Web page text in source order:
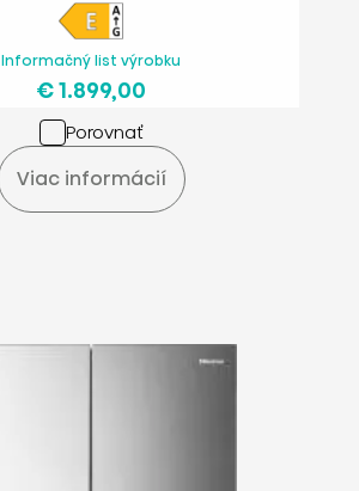
Informačný list výrobku
€ 1.899,00
Porovnať
Viac informácií